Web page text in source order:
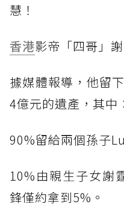
慧！
香港影帝「四哥」
據媒體報導，他留
4億元的遺產，其中
90%留給兩個孫子
10%由親生子女謝
鋒僅約拿到5%。